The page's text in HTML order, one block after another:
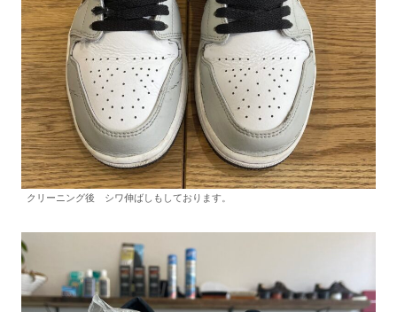
クリーニング後 シワ伸ばしもしております。